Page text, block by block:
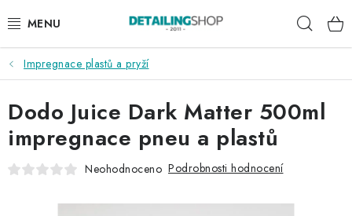
na
AKCE
NOVINKY
EXTERIÉR
Impregnace plastů a pryží
Dodo Juice Dark Matter 500ml
impregnace pneu a plastů
Neohodnoceno Podrobnosti hodnocení